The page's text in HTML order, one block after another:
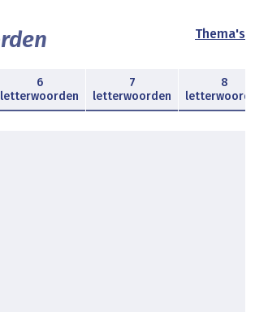
Thema's
6
letterwoorden
7
letterwoorden
8